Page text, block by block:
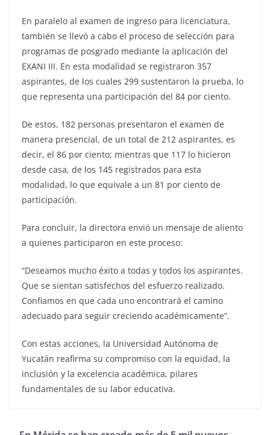
En paralelo al examen de ingreso para licenciatura,
también se llevó a cabo el proceso de selección para
programas de posgrado mediante la aplicación del
EXANI III. En esta modalidad se registraron 357
aspirantes, de los cuales 299 sustentaron la prueba, lo
que representa una participación del 84 por ciento.
De estos, 182 personas presentaron el examen de
manera presencial, de un total de 212 aspirantes, es
decir, el 86 por ciento; mientras que 117 lo hicieron
desde casa, de los 145 registrados para esta
modalidad, lo que equivale a un 81 por ciento de
participación.
Para concluir, la directora envió un mensaje de aliento
a quienes participaron en este proceso:
“Deseamos mucho éxito a todas y todos los aspirantes.
Que se sientan satisfechos del esfuerzo realizado.
Confiamos en que cada uno encontrará el camino
adecuado para seguir creciendo académicamente”.
Con estas acciones, la Universidad Autónoma de
Yucatán reafirma su compromiso con la equidad, la
inclusión y la excelencia académica, pilares
fundamentales de su labor educativa.